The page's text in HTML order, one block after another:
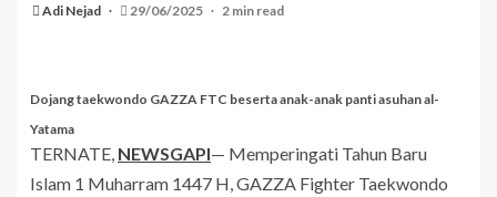
Adi Nejad 29/06/2025 2 min read
Dojang taekwondo GAZZA FTC beserta anak-anak panti asuhan al-
Yatama
TERNATE, NEWSGAPI— Memperingati Tahun Baru
Islam 1 Muharram 1447 H, GAZZA Fighter Taekwondo